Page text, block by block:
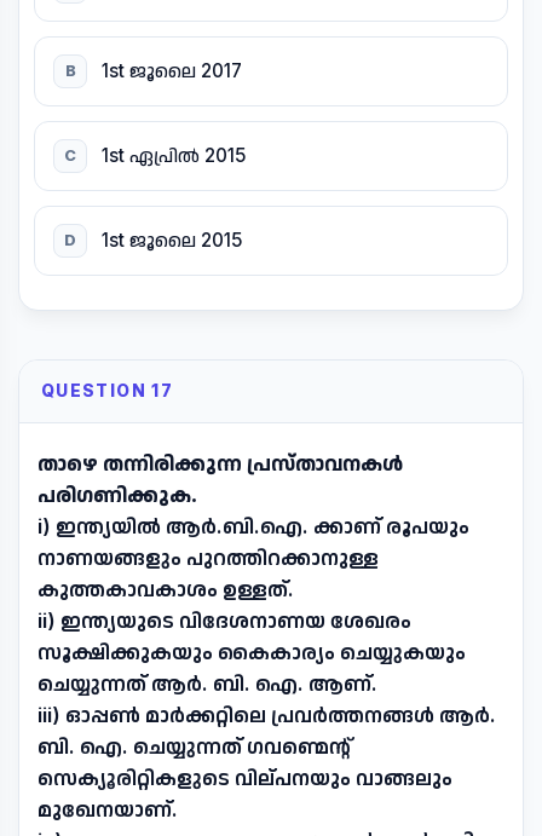
B 1st ജൂലൈ 2017
C 1st ഏപ്രിൽ 2015
D 1st ജൂലൈ 2015
QUESTION 17
താഴെ തന്നിരിക്കുന്ന പ്രസ്താവനകൾ
പരിഗണിക്കുക.
i) ഇന്ത്യയിൽ ആർ.ബി.ഐ. ക്കാണ് രൂപയും
നാണയങ്ങളും പുറത്തിറക്കാനുള്ള
കുത്തകാവകാശം ഉള്ളത്.
ii) ഇന്ത്യയുടെ വിദേശനാണയ ശേഖരം
സൂക്ഷിക്കുകയും കൈകാര്യം ചെയ്യുകയും
ചെയ്യുന്നത് ആർ. ബി. ഐ. ആണ്.
iii) ഓപ്പൺ മാർക്കറ്റിലെ പ്രവർത്തനങ്ങൾ ആർ.
ബി. ഐ. ചെയ്യുന്നത് ഗവണ്മെന്റ്
സെക്യൂരിറ്റികളുടെ വില്പനയും വാങ്ങലും
മുഖേനയാണ്.